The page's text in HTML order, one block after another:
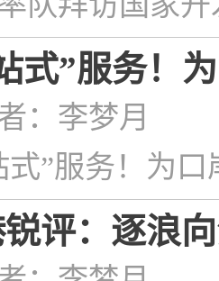
式”服务！
：李梦月
式”服务！为
评：逐浪